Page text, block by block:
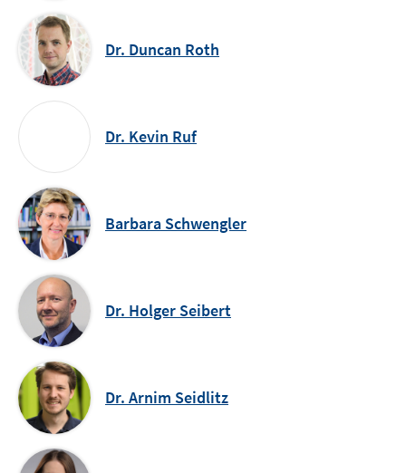
Dr. Duncan Roth
Dr. Kevin Ruf
Barbara Schwengler
Dr. Holger Seibert
Dr. Arnim Seidlitz